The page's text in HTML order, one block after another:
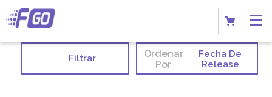
Filtrar
Ordenar
Por
Fecha De
Release